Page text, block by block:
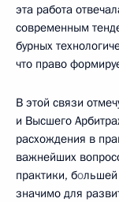
эта работа
современным
бурных
что право
В этой связи
и Высшего
расхождения в
важнейших
практики, большей
значимо для